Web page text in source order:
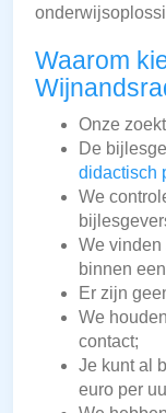
Waarom
Onze
De
didactisch
We
We vinden
binnen
Er zijn
We
contact;
Je kunt al
euro per